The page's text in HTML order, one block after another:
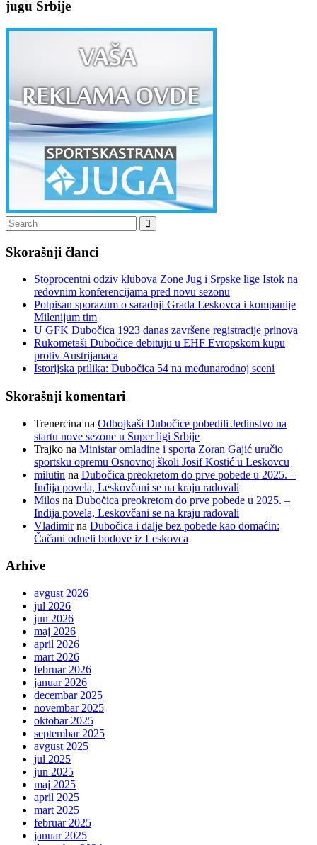
jugu Srbije
Search
for:
Skorašnji članci
Stoprocentni odziv klubova Zone Jug i Srpske lige Istok na
redovnim konferencijama pred novu sezonu
Potpisan sporazum o saradnji Grada Leskovca i kompanije
Milenijum tim
U GFK Dubočica 1923 danas završene registracije prinova
Rukometaši Dubočice debituju u EHF Evropskom kupu
protiv Austrijanaca
Istorijska prilika: Dubočica 54 na međunarodnoj sceni
Skorašnji komentari
Trenercina na Odbojkaši Dubočice pobedili Jedinstvo na
startu nove sezone u Super ligi Srbije
Trajko na Ministar omladine i sporta Zoran Gajić uručio
sportsku opremu Osnovnoj školi Josif Kostić u Leskovcu
milutin na Dubočica preokretom do prve pobede u 2025. –
Inđija povela, Leskovčani se na kraju radovali
Milos na Dubočica preokretom do prve pobede u 2025. –
Inđija povela, Leskovčani se na kraju radovali
Vladimirna Dubočica i dalje bez pobede kao domaćin:
Čačani odneli bodove iz Leskovca
Arhive
avgust 2026
jul 2026
jun 2026
maj 2026
april 2026
mart 2026
februar 2026
januar 2026
decembar 2025
novembar 2025
oktobar 2025
septembar 2025
avgust 2025
jul 2025
jun 2025
maj 2025
april 2025
mart 2025
februar 2025
januar 2025